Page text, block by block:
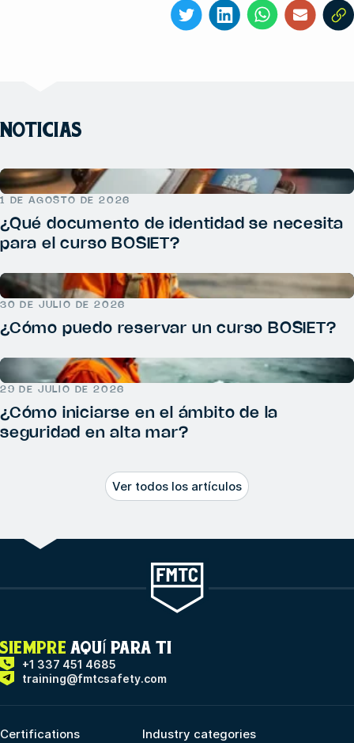
NOTICIAS
1 DE AGOSTO DE 2026
¿Qué documento de identidad se necesita
para el curso BOSIET?
30 DE JULIO DE 2026
¿Cómo puedo reservar un curso BOSIET?
29 DE JULIO DE 2026
¿Cómo iniciarse en el ámbito de la
seguridad en alta mar?
Ver todos los artículos
SIEMPRE AQUÍ PARA TI
+1 337 451 4685
training@fmtcsafety.com
Certifications Industry categories